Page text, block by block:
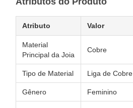
Atributo Valor
Material
Principal da Joia
Cobre
Tipo de Material Liga de Cobre
Gênero Feminino